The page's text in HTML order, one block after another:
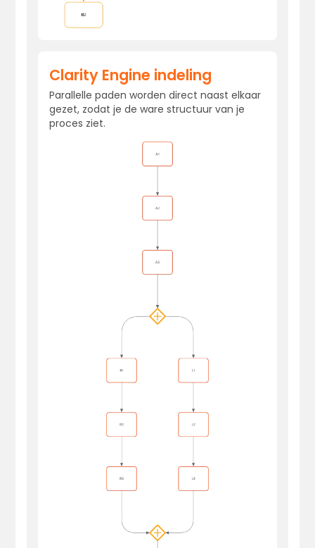
Clarity Engine indeling
Parallelle paden worden direct naast elkaar
gezet, zodat je de ware structuur van je
proces ziet.